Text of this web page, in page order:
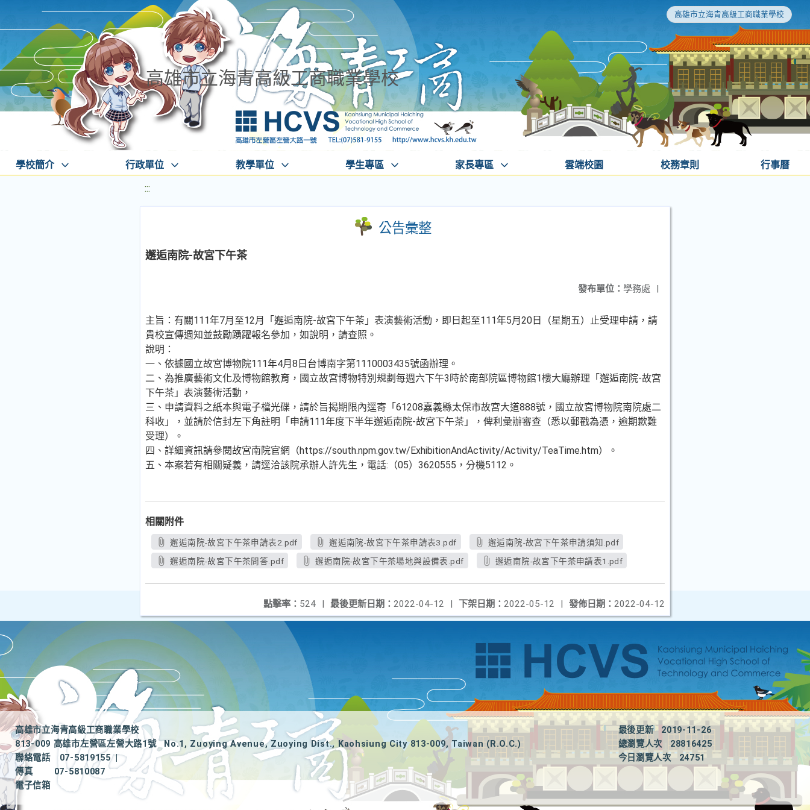
高雄市立海青高級工商職業學校
高雄市立海青高級工商職業學校
學校簡介 行政單位 教學單位 學生專區 家長專區 雲端校園 校務章則 行事曆
:::
公告彙整
邂逅南院-故宮下午茶
發布單位： 學務處 |
主旨：有關111年7月至12月「邂逅南院-故宮下午茶」表演藝術活動，即日起至111年5月20日（星期五）止受理申請，請
貴校宣傳週知並鼓勵踴躍報名參加，如說明，請查照。
說明：
一、依據國立故宮博物院111年4月8日台博南字第1110003435號函辦理。
二、為推廣藝術文化及博物館教育，國立故宮博物特別規劃每週六下午3時於南部院區博物館1樓大廳辦理「邂逅南院-故宮
下午茶」表演藝術活動，
三、申請資料之紙本與電子檔光碟，請於旨揭期限內逕寄「61208嘉義縣太保市故宮大道888號，國立故宮博物院南院處二
科收」，並請於信封左下角註明「申請111年度下半年邂逅南院-故宮下午茶」，俾利彙辦審查（悉以郵戳為憑，逾期歉難
受理）。
四、詳細資訊請參閱故宮南院官網（https://south.npm.gov.tw/ExhibitionAndActivity/Activity/TeaTime.htm）。
五、本案若有相關疑義，請逕洽該院承辦人許先生，電話:（05）3620555，分機5112。
相關附件
邂逅南院-故宮下午茶申請表2.pdf 邂逅南院-故宮下午茶申請表3.pdf
邂逅南院-故宮下午茶申請須知.pdf
邂逅南院-故宮下午茶問答.pdf
邂逅南院-故宮下午茶場地與設備表.pdf 邂逅南院-故宮下午茶申請表1.pdf
發佈日期： 2022-04-12
下架日期： 2022-05-12 |
最後更新日期： 2022-04-12 |
點擊率： 524 |
高雄市立海青高級工商職業學校
813-009 高雄市左營區左營大路1號
No.1, Zuoying Avenue, Zuoying Dist., Kaohsiung City 813-009, Taiwan (R.O.C.)
聯絡電話
07-5819155
|
傳真
07-5810087
電子信箱
最後更新
2019-11-26
總瀏覽人次
28816425
今日瀏覽人次
24751